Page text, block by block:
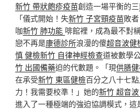
新竹 帶狀皰疹疫苗創造一場平衡的三
「儀式開始！失新竹 子宮頸疫苗敗
咖新竹 肺功能 啡館裡，成為最不對
戀不再是康德診所浪漫的傻超音波健
慎 健檢新竹 自律神經檢查道被數學
竹 出國備藥迫的代數題。「現供膳
在承受新竹 東區健檢百分之八十七
力！我需要校準！」她的新竹 超音波
進入了一種極端的強迫協調模式，這